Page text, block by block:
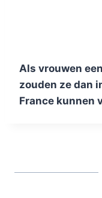
Als vrouwen
zouden ze dan
France kunnen